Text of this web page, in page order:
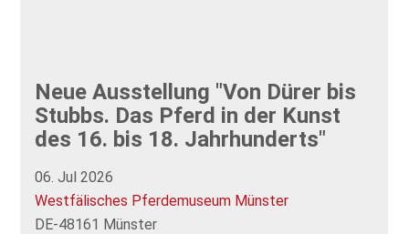
Neue Ausstellung "Von Dürer bis
Stubbs. Das Pferd in der Kunst
des 16. bis 18. Jahrhunderts"
06. Jul 2026
Westfälisches Pferdemuseum Münster
DE-48161 Münster